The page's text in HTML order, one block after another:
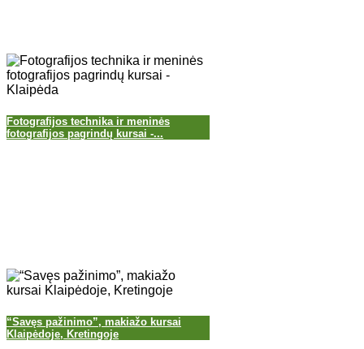
Fotografijos technika ir meninės
fotografijos pagrindų kursai -...
“Savęs pažinimo”, makiažo kursai
Klaipėdoje, Kretingoje